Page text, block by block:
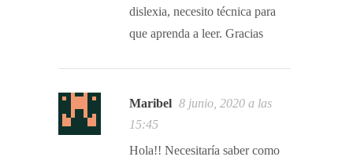
dislexia, necesito técnica para
que aprenda a leer. Gracias
Maribel 8 junio, 2020 a las
15:45
Hola!! Necesitaría saber como